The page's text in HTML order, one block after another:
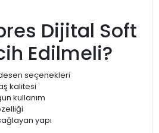
Dijital Soft
Edilmeli?
seçenekleri
kalitesi
kullanım
yapı